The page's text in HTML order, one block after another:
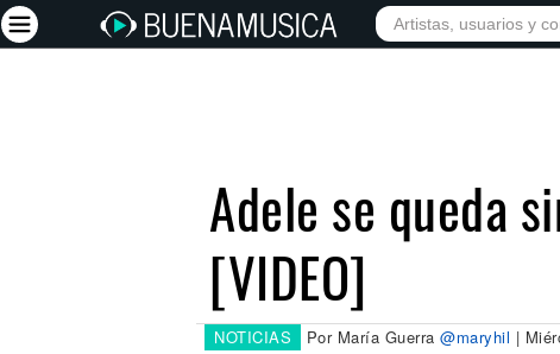
INICIO ARTISTAS
Adele se queda
[VIDEO]
NOTICIAS Por María Guerra @maryhil |